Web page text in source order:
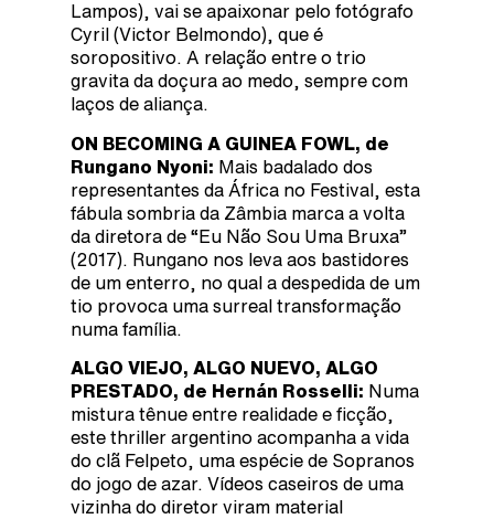
Lampos), vai se apaixonar pelo fotógrafo
Cyril (Victor Belmondo), que é
soropositivo. A relação entre o trio
gravita da doçura ao medo, sempre com
laços de aliança.
ON BECOMING A GUINEA FOWL, de
Rungano Nyoni: Mais badalado dos
representantes da África no Festival, esta
fábula sombria da Zâmbia marca a volta
da diretora de “Eu Não Sou Uma Bruxa”
(2017). Rungano nos leva aos bastidores
de um enterro, no qual a despedida de um
tio provoca uma surreal transformação
numa família.
ALGO VIEJO, ALGO NUEVO, ALGO
PRESTADO, de Hernán Rosselli: Numa
mistura tênue entre realidade e ficção,
este thriller argentino acompanha a vida
do clã Felpeto, uma espécie de Sopranos
do jogo de azar. Vídeos caseiros de uma
vizinha do diretor viram material